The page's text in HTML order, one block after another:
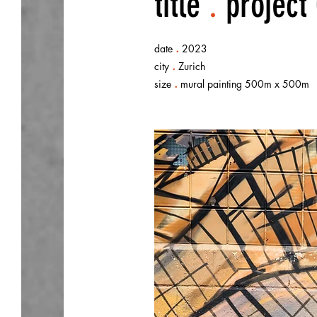
date . 2023
city . Zurich
size . mural painting 500m x 500m